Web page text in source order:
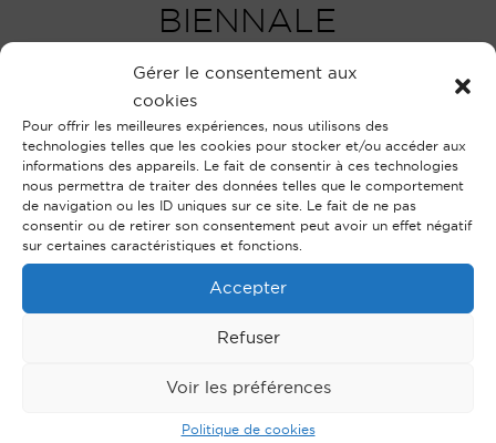
Gérer le consentement aux
cookies
Pour offrir les meilleures expériences, nous utilisons des
technologies telles que les cookies pour stocker et/ou accéder aux
informations des appareils. Le fait de consentir à ces technologies
nous permettra de traiter des données telles que le comportement
de navigation ou les ID uniques sur ce site. Le fait de ne pas
consentir ou de retirer son consentement peut avoir un effet négatif
sur certaines caractéristiques et fonctions.
Accepter
Refuser
Voir les préférences
Politique de cookies
BIENNALE
INTERNATIONALE
REVELATIONS